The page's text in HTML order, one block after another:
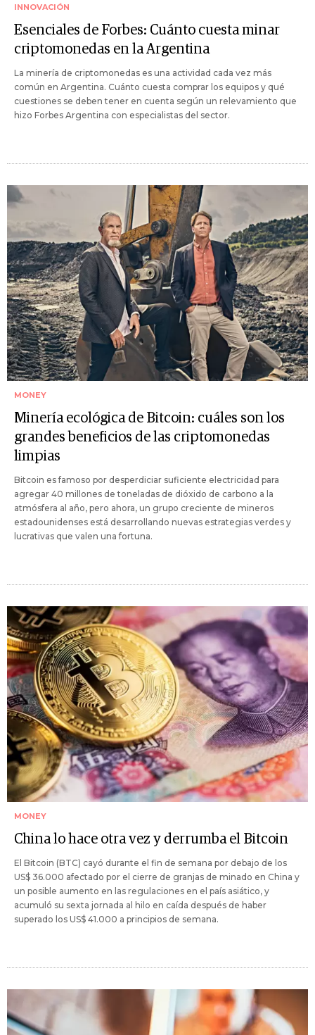
INNOVACIÓN
Esenciales de Forbes: Cuánto cuesta minar
criptomonedas en la Argentina
La minería de criptomonedas es una actividad cada vez más
común en Argentina. Cuánto cuesta comprar los equipos y qué
cuestiones se deben tener en cuenta según un relevamiento que
hizo Forbes Argentina con especialistas del sector.
MONEY
Minería ecológica de Bitcoin: cuáles son los
grandes beneficios de las criptomonedas
limpias
Bitcoin es famoso por desperdiciar suficiente electricidad para
agregar 40 millones de toneladas de dióxido de carbono a la
atmósfera al año, pero ahora, un grupo creciente de mineros
estadounidenses está desarrollando nuevas estrategias verdes y
lucrativas que valen una fortuna.
MONEY
China lo hace otra vez y derrumba el Bitcoin
El Bitcoin (BTC) cayó durante el fin de semana por debajo de los
US$ 36.000 afectado por el cierre de granjas de minado en China y
un posible aumento en las regulaciones en el país asiático, y
acumuló su sexta jornada al hilo en caída después de haber
superado los US$ 41.000 a principios de semana.